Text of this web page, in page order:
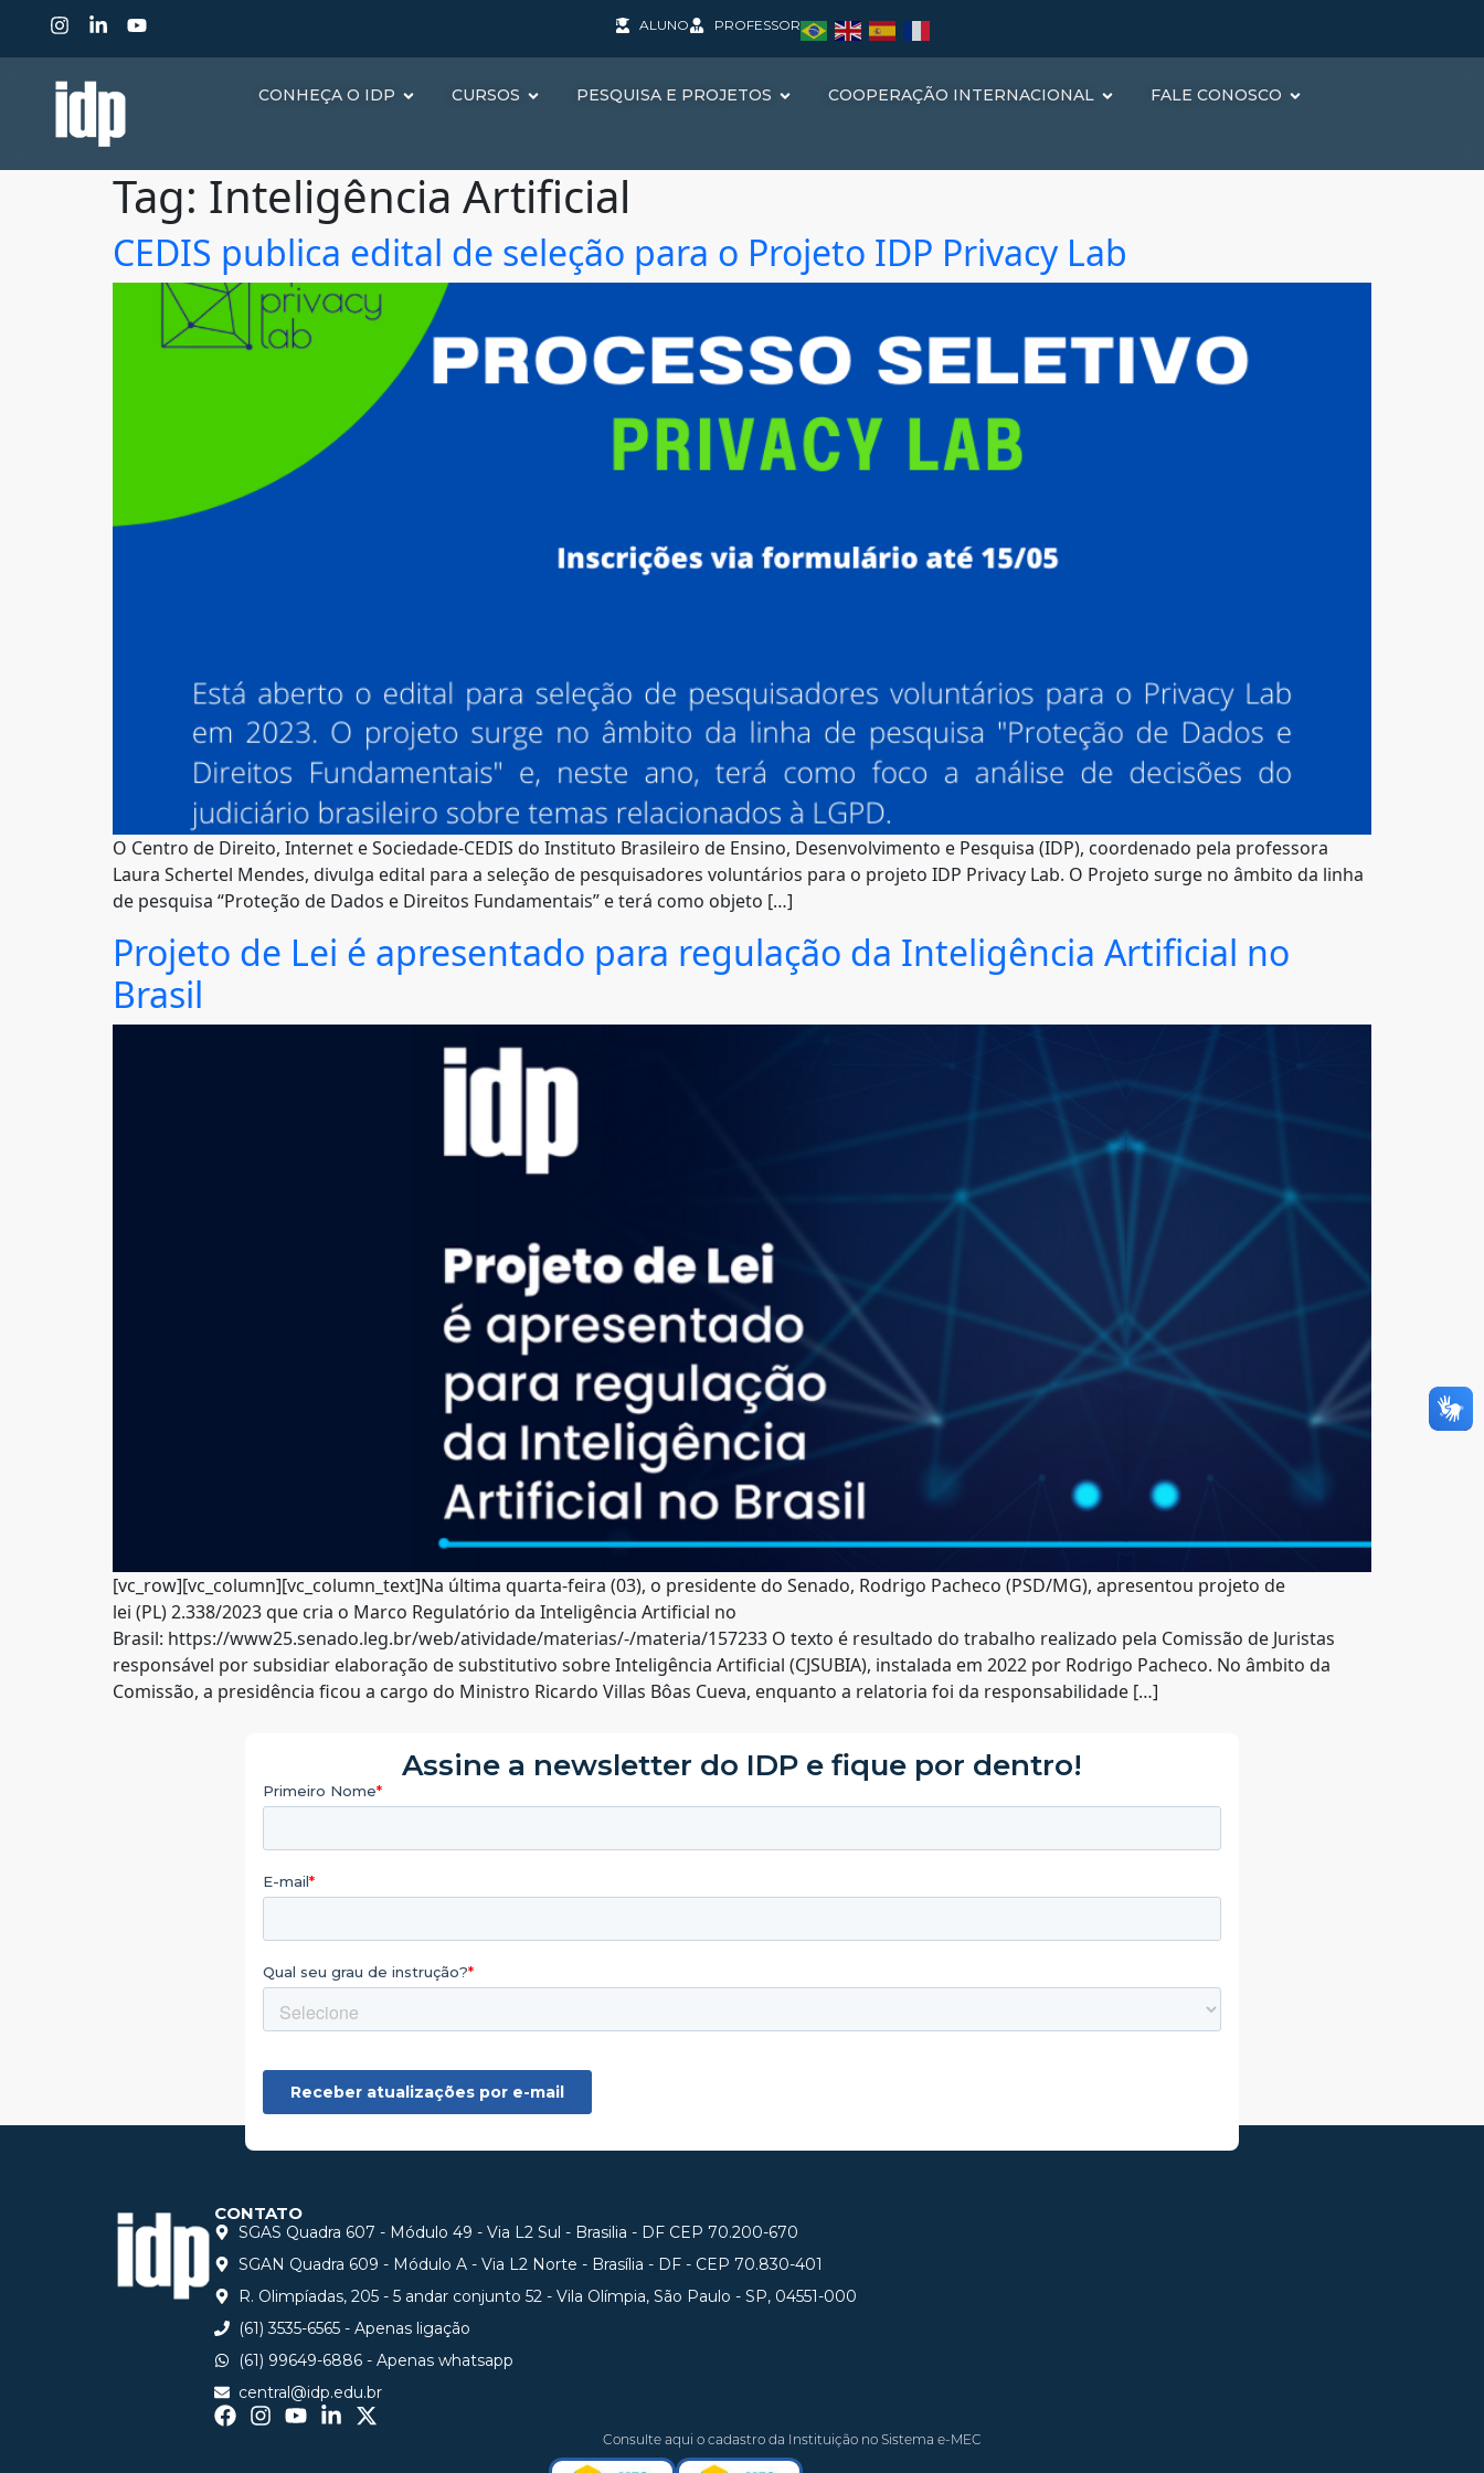
ALUNO PROFESSOR
CONHEÇA O IDP CURSOS PESQUISA E PROJETOS COOPERAÇÃO INTERNACIONAL FALE CONOSCO
Tag: Inteligência Artificial
CEDIS publica edital de seleção para o Projeto IDP Privacy Lab
O Centro de Direito, Internet e Sociedade-CEDIS do Instituto Brasileiro de Ensino, Desenvolvimento e Pesquisa (IDP), coordenado pela professora
Laura Schertel Mendes, divulga edital para a seleção de pesquisadores voluntários para o projeto IDP Privacy Lab. O Projeto surge no âmbito da linha
de pesquisa “Proteção de Dados e Direitos Fundamentais” e terá como objeto […]
Projeto de Lei é apresentado para regulação da Inteligência Artificial no
Brasil
[vc_row][vc_column][vc_column_text]Na última quarta-feira (03), o presidente do Senado, Rodrigo Pacheco (PSD/MG), apresentou projeto de
lei (PL) 2.338/2023 que cria o Marco Regulatório da Inteligência Artificial no
Brasil: https://www25.senado.leg.br/web/atividade/materias/-/materia/157233 O texto é resultado do trabalho realizado pela Comissão de Juristas
responsável por subsidiar elaboração de substitutivo sobre Inteligência Artificial (CJSUBIA), instalada em 2022 por Rodrigo Pacheco. No âmbito da
Comissão, a presidência ficou a cargo do Ministro Ricardo Villas Bôas Cueva, enquanto a relatoria foi da responsabilidade […]
Assine a newsletter do IDP e fique por dentro!
CONTATO
SGAS Quadra 607 - Módulo 49 - Via L2 Sul - Brasilia - DF CEP 70.200-670
SGAN Quadra 609 - Módulo A - Via L2 Norte - Brasília - DF - CEP 70.830-401
R. Olimpíadas, 205 - 5 andar conjunto 52 - Vila Olímpia, São Paulo - SP, 04551-000
(61) 3535-6565 - Apenas ligação
(61) 99649-6886 - Apenas whatsapp
central@idp.edu.br
Consulte aqui o cadastro da Instituição no Sistema e-MEC